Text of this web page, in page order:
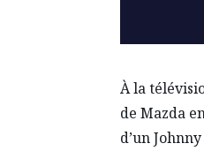
À la
de Mazda
d’un